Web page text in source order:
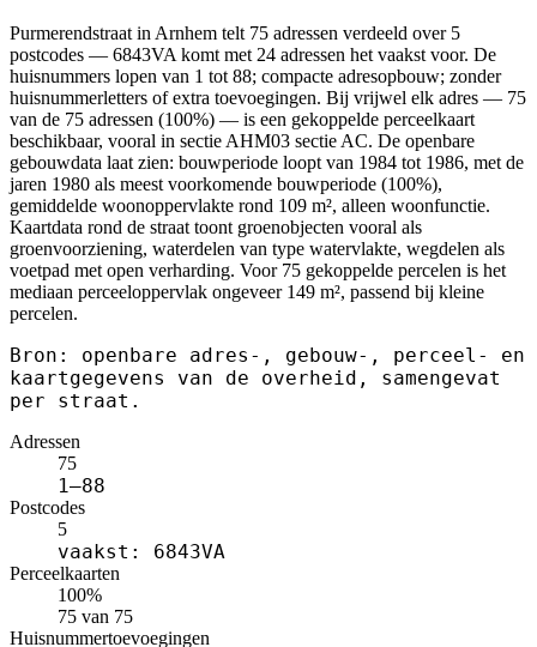
Purmerendstraat in Arnhem telt 75 adressen verdeeld over 5
postcodes — 6843VA komt met 24 adressen het vaakst voor. De
huisnummers lopen van 1 tot 88; compacte adresopbouw; zonder
huisnummerletters of extra toevoegingen. Bij vrijwel elk adres — 75
van de 75 adressen (100%) — is een gekoppelde perceelkaart
beschikbaar, vooral in sectie AHM03 sectie AC. De openbare
gebouwdata laat zien: bouwperiode loopt van 1984 tot 1986, met de
jaren 1980 als meest voorkomende bouwperiode (100%),
gemiddelde woonoppervlakte rond 109 m², alleen woonfunctie.
Kaartdata rond de straat toont groenobjecten vooral als
groenvoorziening, waterdelen van type watervlakte, wegdelen als
voetpad met open verharding. Voor 75 gekoppelde percelen is het
mediaan perceeloppervlak ongeveer 149 m², passend bij kleine
percelen.
Bron: openbare adres-, gebouw-, perceel- en
kaartgegevens van de overheid, samengevat
per straat.
Adressen
75
1–88
Postcodes
5
vaakst: 6843VA
Perceelkaarten
100%
75 van 75
Huisnummertoevoegingen